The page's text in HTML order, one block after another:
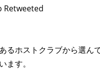
Retweeted
るホストクラブから選
す。